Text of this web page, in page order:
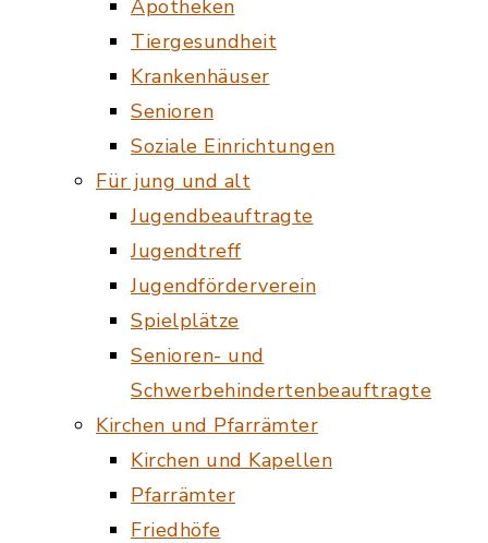
Apotheken
Tiergesundheit
Krankenhäuser
Senioren
Soziale Einrichtungen
Für jung und alt
Jugendbeauftragte
Jugendtreff
Jugendförderverein
Spielplätze
Senioren- und
Schwerbehindertenbeauftragte
Kirchen und Pfarrämter
Kirchen und Kapellen
Pfarrämter
Friedhöfe